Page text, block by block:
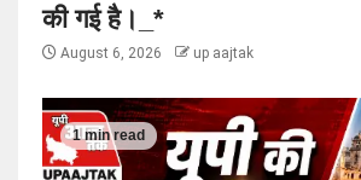
की गई है।_*
August 6, 2026 up aajtak
1 min read